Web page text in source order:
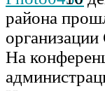
района
На